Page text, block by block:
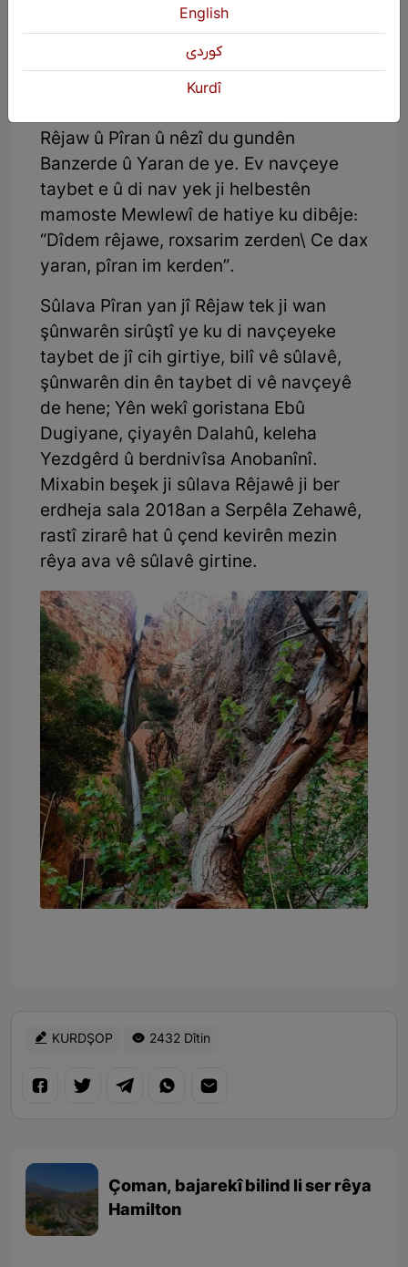
Rêjaw û Pîran û nêzî du gundên
Banzerde û Yaran de ye. Ev navçeye
taybet e û di nav yek ji helbestên
mamoste Mewlewî de hatiye ku dibêje:
“Dîdem rêjawe, roxsarim zerden\ Ce dax
yaran, pîran im kerden”.
Sûlava Pîran yan jî Rêjaw tek ji wan
şûnwarên sirûştî ye ku di navçeyeke
taybet de jî cih girtiye, bilî vê sûlavê,
şûnwarên din ên taybet di vê navçeyê
de hene; Yên wekî goristana Ebû
Dugiyane, çiyayên Dalahû, keleha
Yezdgêrd û berdnivîsa Anobanînî.
Mixabin beşek ji sûlava Rêjawê ji ber
erdheja sala 2018an a Serpêla Zehawê,
rastî zirarê hat û çend kevirên mezin
rêya ava vê sûlavê girtine.
KURDŞOP 2432 Dîtin
Çoman, bajarekî bilind li ser rêya
Hamilton
English
كوردی
Kurdî